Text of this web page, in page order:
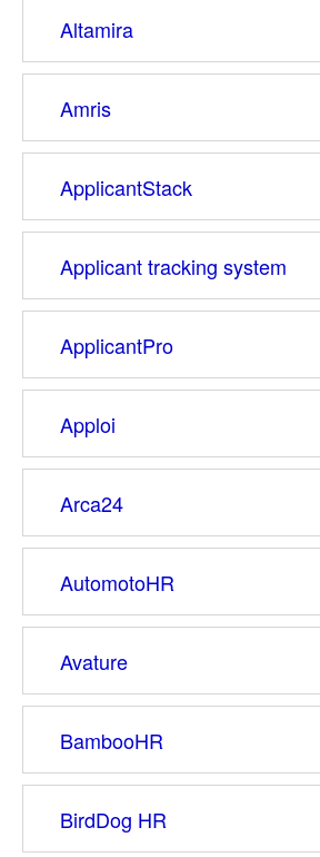
Altamira
Amris
ApplicantStack
Applicant tracking system
ApplicantPro
Apploi
Arca24
AutomotoHR
Avature
BambooHR
BirdDog HR